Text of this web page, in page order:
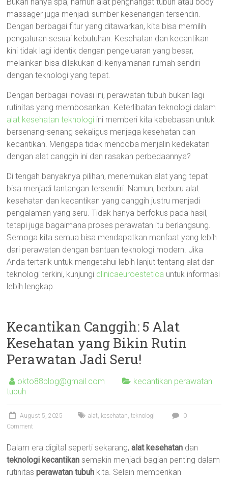
massager juga menjadi sumber kesenangan tersendiri.
Dengan berbagai fitur yang ditawarkan, kita bisa memilih
pengaturan sesuai kebutuhan. Kesehatan dan kecantikan
kini tidak lagi identik dengan pengeluaran yang besar,
melainkan bisa dilakukan di kenyamanan rumah sendiri
dengan teknologi yang tepat.
Dengan berbagai inovasi ini, perawatan tubuh bukan lagi
rutinitas yang membosankan. Keterlibatan teknologi dalam
alat kesehatan teknologi ini memberi kita kebebasan untuk
bersenang-senang sekaligus menjaga kesehatan dan
kecantikan. Mengapa tidak mencoba menjalin kedekatan
dengan alat canggih ini dan rasakan perbedaannya?
Di tengah banyaknya pilihan, menemukan alat yang tepat
bisa menjadi tantangan tersendiri. Namun, berburu alat
kesehatan dan kecantikan yang canggih justru menjadi
pengalaman yang seru. Tidak hanya berfokus pada hasil,
tetapi juga bagaimana proses perawatan itu berlangsung.
Semoga kita semua bisa mendapatkan manfaat yang lebih
dari perawatan dengan bantuan teknologi modern. Jika
Anda tertarik untuk mengetahui lebih lanjut tentang alat dan
teknologi terkini, kunjungi clinicaeuroestetica untuk informasi
lebih lengkap.
Kecantikan Canggih: 5 Alat
Kesehatan yang Bikin Rutin
Perawatan Jadi Seru!
okto88blog@gmail.com
kecantikan perawatan
tubuh
August 5, 2025 alat, kesehatan,teknologi
0
Comment
Dalam era digital seperti sekarang,alat kesehatan dan
teknologi kecantikan semakin menjadi bagian penting dalam
rutinitasperawatan tubuh kita. Selain memberikan